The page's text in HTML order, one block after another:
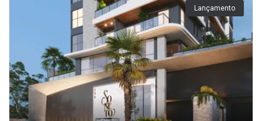
Lançamento